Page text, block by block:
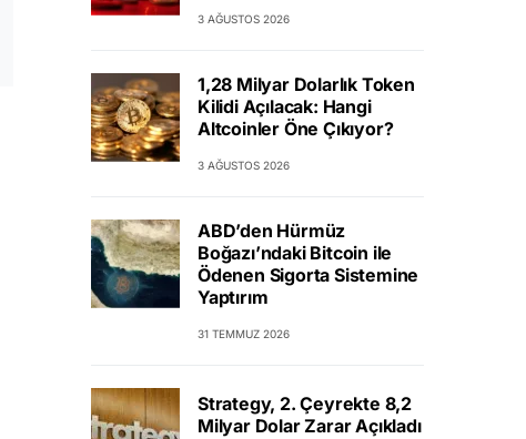
3 AĞUSTOS 2026
1,28 Milyar Dolarlık Token
Kilidi Açılacak: Hangi
Altcoinler Öne Çıkıyor?
3 AĞUSTOS 2026
ABD’den Hürmüz
Boğazı’ndaki Bitcoin ile
Ödenen Sigorta Sistemine
Yaptırım
31 TEMMUZ 2026
Strategy, 2. Çeyrekte 8,2
Milyar Dolar Zarar Açıkladı